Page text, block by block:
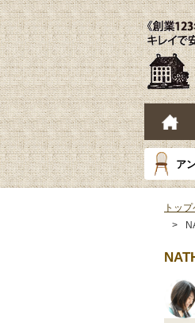
ア
トッ